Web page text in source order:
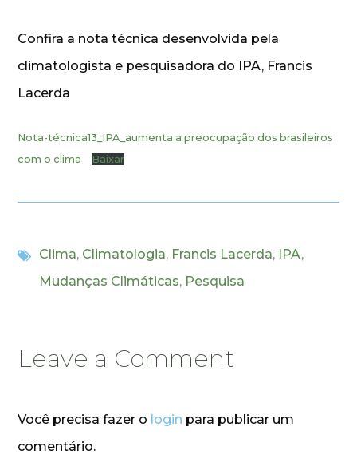
Confira a nota técnica desenvolvida pela
climatologista e pesquisadora do IPA, Francis
Lacerda
Nota-técnica13_IPA_aumenta a preocupação dos brasileiros
com o clima
Baixar
Clima, Climatologia, Francis Lacerda, IPA,
Mudanças Climáticas, Pesquisa
Leave a Comment
Você precisa fazer o login para publicar um
comentário.